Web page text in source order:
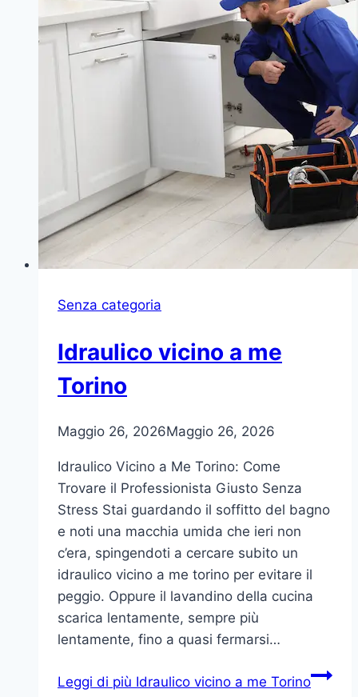
Senza categoria
Idraulico vicino a me
Torino
Maggio 26, 2026Maggio 26, 2026
Idraulico Vicino a Me Torino: Come
Trovare il Professionista Giusto Senza
Stress Stai guardando il soffitto del bagno
e noti una macchia umida che ieri non
c’era, spingendoti a cercare subito un
idraulico vicino a me torino per evitare il
peggio. Oppure il lavandino della cucina
scarica lentamente, sempre più
lentamente, fino a quasi fermarsi…
Leggi di più Idraulico vicino a me Torino